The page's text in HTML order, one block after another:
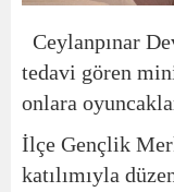
Ceylanpınar
tedavi gören
onlara
İlçe Gençlik
katılımıyla